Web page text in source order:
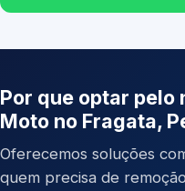
Por que optar pelo
Moto no Fragata,
Oferecemos soluções
quem precisa de